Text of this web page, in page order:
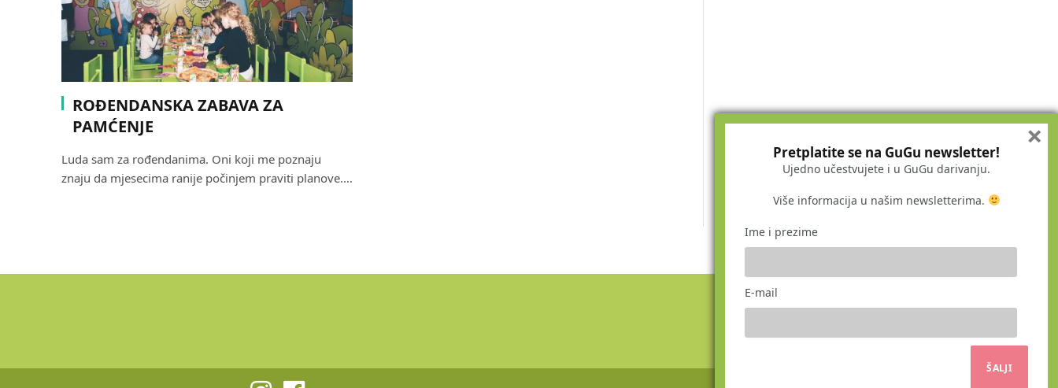
ROĐENDANSKA ZABAVA ZA
PAMĆENJE
Luda sam za rođendanima. Oni koji me poznaju
znaju da mjesecima ranije počinjem praviti planove.…
Pretplatite se na GuGu newsletter!
Ujedno učestvujete i u GuGu darivanju.
Više informacija u našim newsletterima.
Ime i prezime
E-mail
×